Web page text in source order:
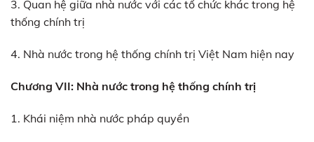
3. Quan hệ giữa nhà nước với các tổ chức khác trong hệ
thống chính trị
4. Nhà nước trong hệ thống chính trị Việt Nam hiện nay
Chương VII: Nhà nước trong hệ thống chính trị
1. Khái niệm nhà nước pháp quyền